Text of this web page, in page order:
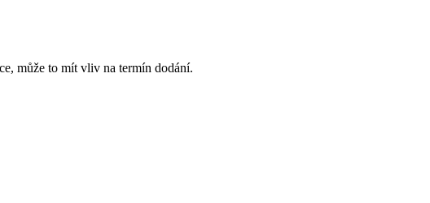
může to mít vliv na termín dodání.